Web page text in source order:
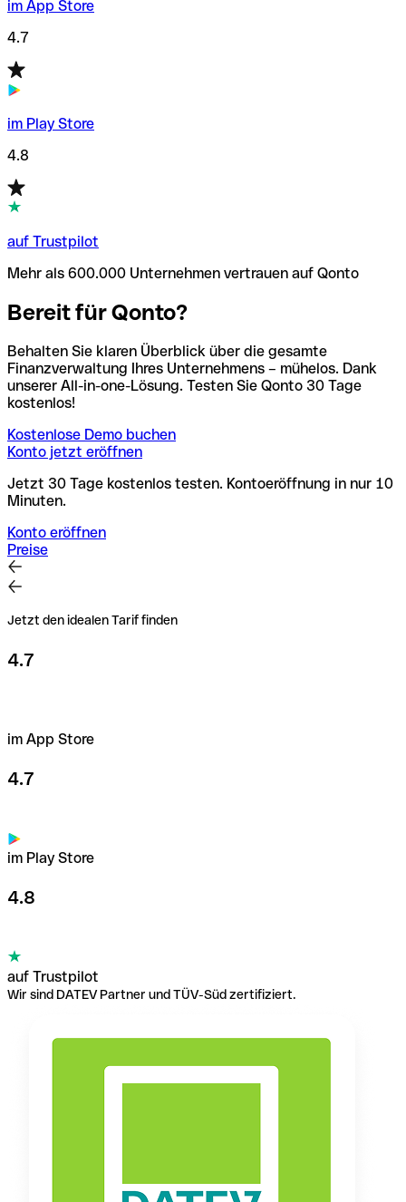
im App Store
4.7
im Play Store
4.8
auf Trustpilot
Mehr als 600.000 Unternehmen vertrauen auf Qonto
Bereit für Qonto?
Behalten Sie klaren Überblick über die gesamte
Finanzverwaltung Ihres Unternehmens – mühelos. Dank
unserer All-in-one-Lösung. Testen Sie Qonto 30 Tage
kostenlos!
Kostenlose Demo buchen
Konto jetzt eröffnen
Jetzt 30 Tage kostenlos testen. Kontoeröffnung in nur 10
Minuten.
Konto eröffnen
Preise
Jetzt den idealen Tarif finden
4.7
im App Store
4.7
im Play Store
4.8
auf Trustpilot
Wir sind DATEV Partner und TÜV-Süd zertifiziert.